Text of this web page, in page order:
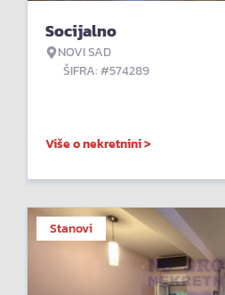
Socijalno
NOVI SAD
ŠIFRA: #574289
Više o nekretnini >
Stanovi